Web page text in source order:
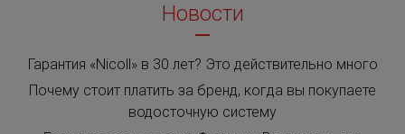
Новости
Гарантия «Nicoll» в 30 лет? Это действительно много
Почему стоит платить за бренд, когда вы покупаете
водосточную систему